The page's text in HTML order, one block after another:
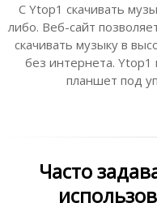
С Ytop1 скачивать
либо. Веб-сайт
скачивать музыку в
без интернета.
планшет под
Часто